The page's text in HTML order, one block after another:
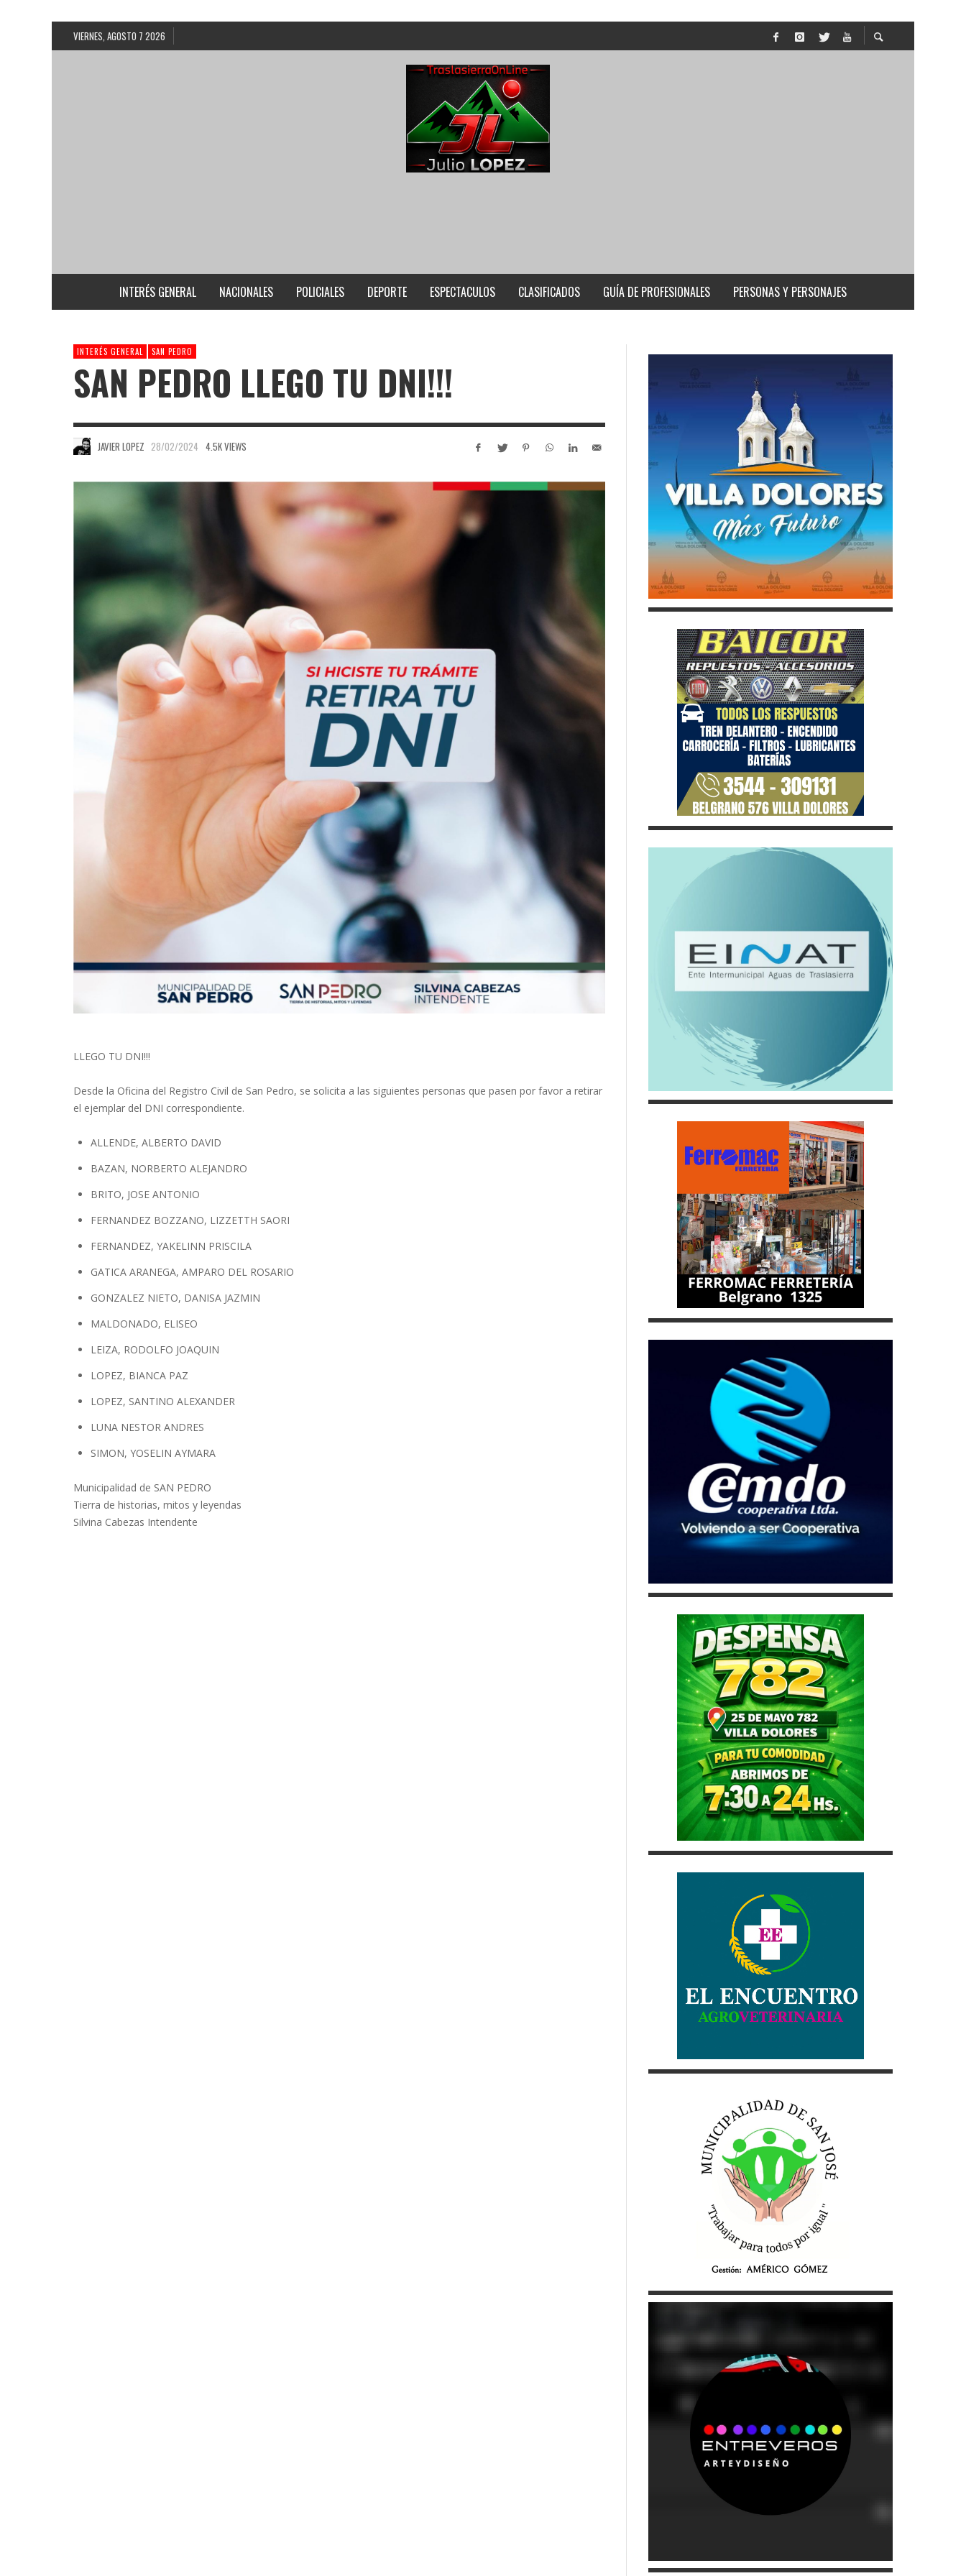
VIERNES, AGOSTO 7 2026
INTERÉS GENERAL NACIONALES POLICIALES DEPORTE ESPECTACULOS CLASIFICADOS GUÍA DE PROFESIONALES PERSONAS Y PERSONAJES
INTERÉS GENERAL SAN PEDRO
SAN PEDRO LLEGO TU DNI!!!
JAVIER LOPEZ 28/02/2024 4.5K VIEWS
LLEGO TU DNI!!!
Desde la Oficina del Registro Civil de San Pedro, se solicita a las siguientes personas que pasen por favor a retirar
el ejemplar del DNI correspondiente.
ALLENDE, ALBERTO DAVID
BAZAN, NORBERTO ALEJANDRO
BRITO, JOSE ANTONIO
FERNANDEZ BOZZANO, LIZZETTH SAORI
FERNANDEZ, YAKELINN PRISCILA
GATICA ARANEGA, AMPARO DEL ROSARIO
GONZALEZ NIETO, DANISA JAZMIN
MALDONADO, ELISEO
LEIZA, RODOLFO JOAQUIN
LOPEZ, BIANCA PAZ
LOPEZ, SANTINO ALEXANDER
LUNA NESTOR ANDRES
SIMON, YOSELIN AYMARA
Municipalidad de SAN PEDRO
Tierra de historias, mitos y leyendas
Silvina Cabezas Intendente